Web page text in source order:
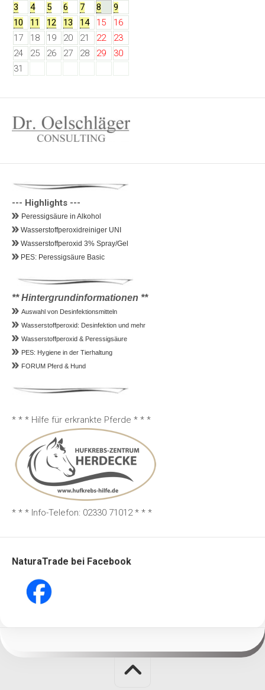
3
4 5 6 7 8
9
10
11 12 13 14 15
16
17
18 19 20 21 22
23
24
25 26 27 28 29
30
31
--- Highlights ---
Peressigsäure in Alkohol
Wasserstoffperoxidreiniger UNI
Wasserstoffperoxid 3% Spray/Gel
PES: Peressigsäure Basic
** Hintergrundinformationen **
Auswahl von Desinfektionsmitteln
Wasserstoffperoxid: Desinfektion und mehr
Wasserstoffperoxid & Peressigsäure
PES: Hygiene in der Tierhaltung
FORUM Pferd & Hund
* * * Hilfe für erkrankte Pferde * * *
* * * Info-Telefon: 02330 71012 * * *
NaturaTrade bei Facebook